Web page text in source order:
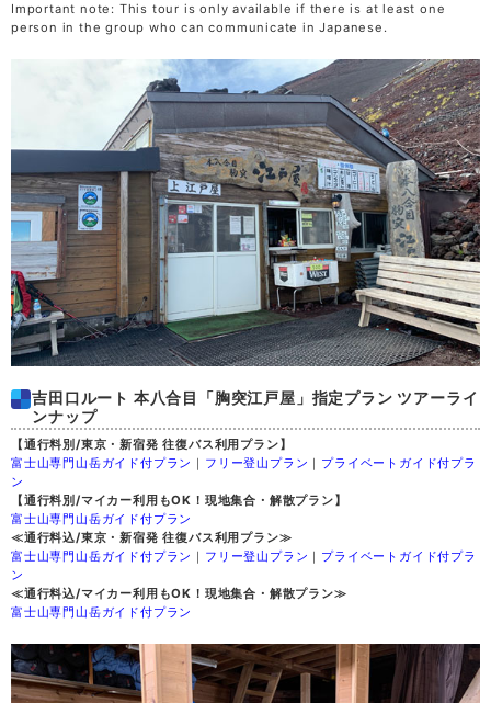
Important note: This tour is only available if there is at least one
person in the group who can communicate in Japanese.
吉田口ルート 本八合目「胸突江戸屋」指定プラン ツアーライ
ンナップ
【通行料別/東京・新宿発 往復バス利用プラン】
富士山専門山岳ガイド付プラン ｜ フリー登山プラン ｜ プライベートガイド付プラ
ン
【通行料別/マイカー利用もOK！現地集合・解散プラン】
富士山専門山岳ガイド付プラン
≪通行料込/東京・新宿発 往復バス利用プラン≫
富士山専門山岳ガイド付プラン ｜ フリー登山プラン ｜ プライベートガイド付プラ
ン
≪通行料込/マイカー利用もOK！現地集合・解散プラン≫
富士山専門山岳ガイド付プラン